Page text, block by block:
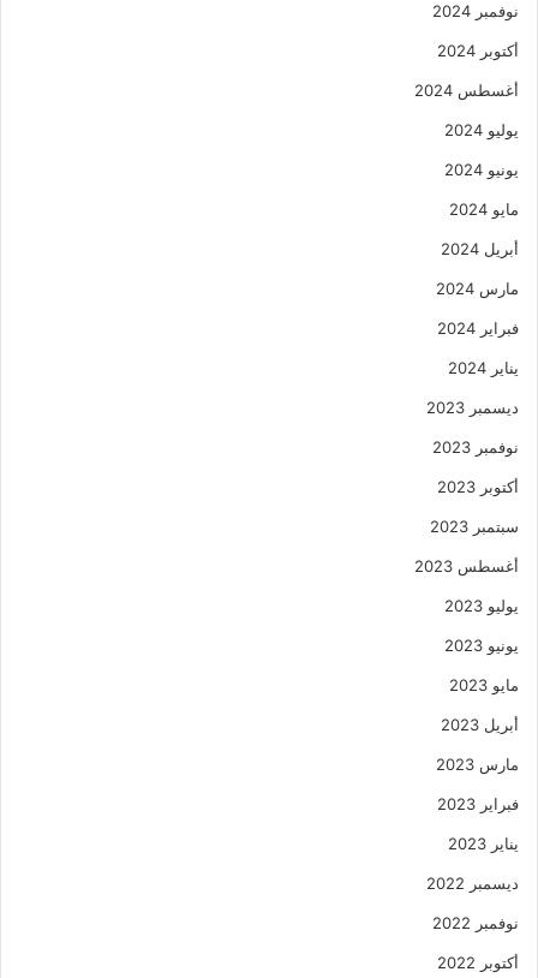
نوفمبر 2024
أكتوبر 2024
أغسطس 2024
يوليو 2024
يونيو 2024
مايو 2024
أبريل 2024
مارس 2024
فبراير 2024
يناير 2024
ديسمبر 2023
نوفمبر 2023
أكتوبر 2023
سبتمبر 2023
أغسطس 2023
يوليو 2023
يونيو 2023
مايو 2023
أبريل 2023
مارس 2023
فبراير 2023
يناير 2023
ديسمبر 2022
نوفمبر 2022
أكتوبر 2022